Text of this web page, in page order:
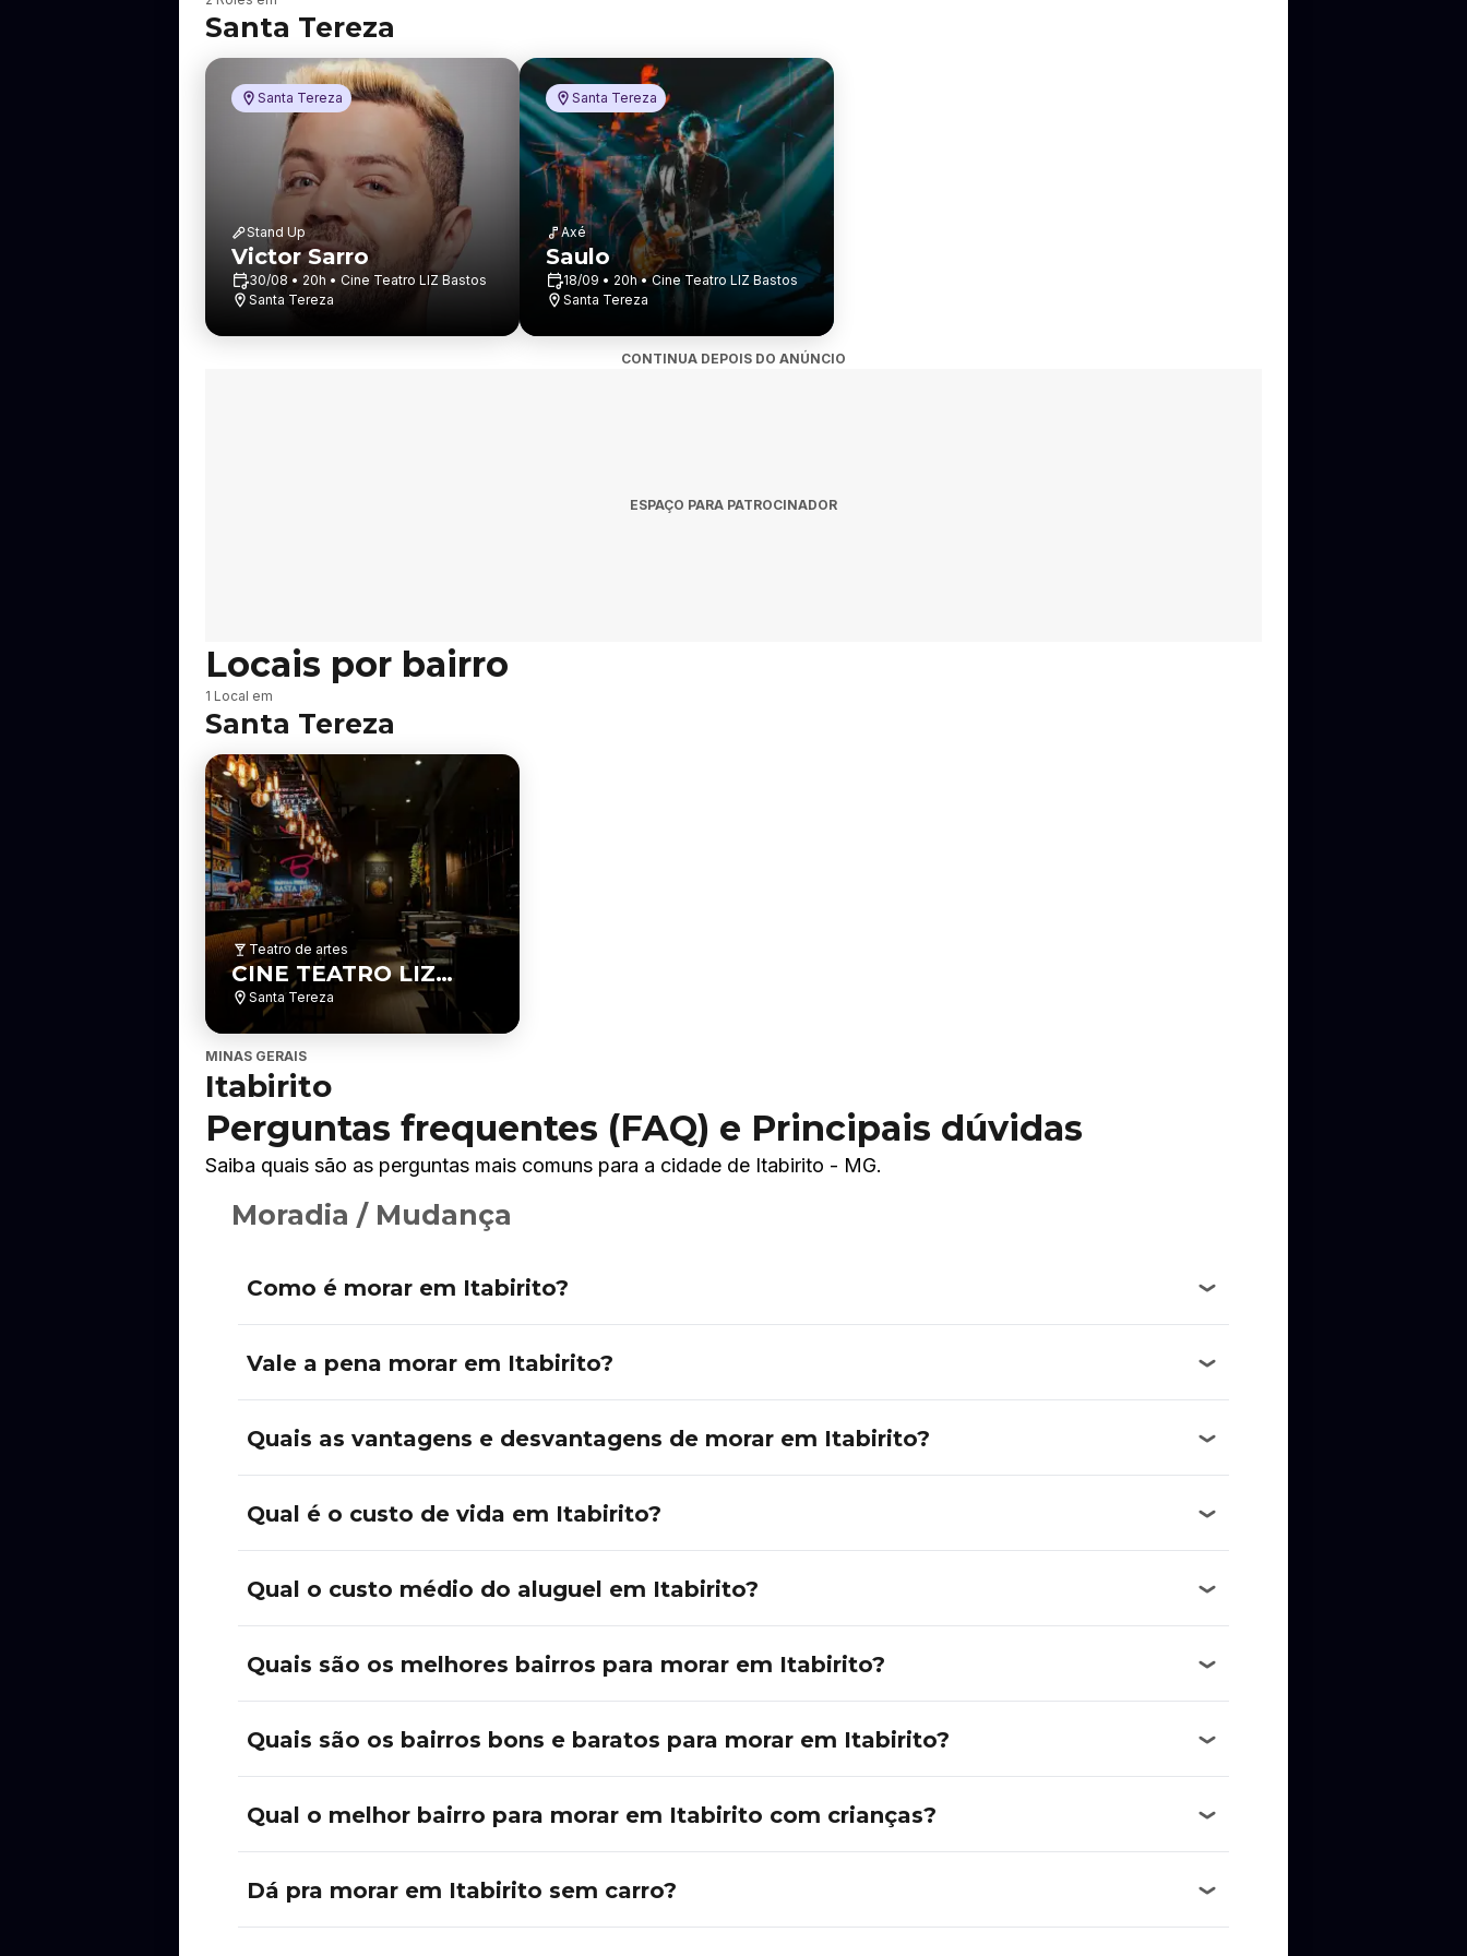
a
i
r
Santa Tereza
Santa Tereza
Stand Up
Victor Sarro
30/08 • 20h • Cine Teatro LIZ Bastos
Santa Tereza
Santa Tereza
Axé
Saulo
18/09 • 20h • Cine Teatro LIZ Bastos
Santa Tereza
CONTINUA DEPOIS DO ANÚNCIO
ESPAÇO PARA PATROCINADOR
Locais por bairro
B
a
i
r
o
1 Local em
Santa Tereza
Teatro de artes
CINE TEATRO LIZ
BASTOS
Santa Tereza
MINAS GERAIS
Itabirito
Perguntas frequentes (FAQ) e Principais dúvidas
Saiba quais são as perguntas mais comuns para a cidade de Itabirito - MG.
Moradia / Mudança
Como é morar em Itabirito?
Vale a pena morar em Itabirito?
Quais as vantagens e desvantagens de morar em Itabirito?
Qual é o custo de vida em Itabirito?
Qual o custo médio do aluguel em Itabirito?
Quais são os melhores bairros para morar em Itabirito?
Quais são os bairros bons e baratos para morar em Itabirito?
Qual o melhor bairro para morar em Itabirito com crianças?
Dá pra morar em Itabirito sem carro?